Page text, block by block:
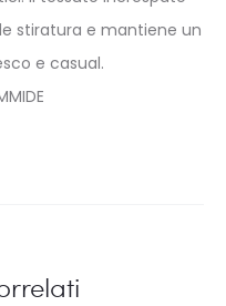
stiratura e mantiene un
e casual.